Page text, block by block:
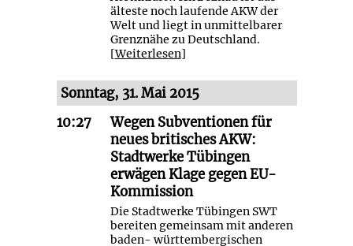
älteste noch laufende AKW der
Welt und liegt in unmittelbarer
Grenznähe zu Deutschland.
[Weiterlesen]
Sonntag, 31. Mai 2015
10:27
Wegen Subventionen für
neues britisches AKW:
Stadtwerke Tübingen
erwägen Klage gegen EU-
Kommission
Die Stadtwerke Tübingen SWT
bereiten gemeinsam mit anderen
baden- württembergischen